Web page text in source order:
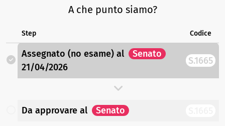
A che punto siamo?
Step Codice
Assegnato (no esame) al
Senato
21/04/2026
S.1665
Da approvare al Senato